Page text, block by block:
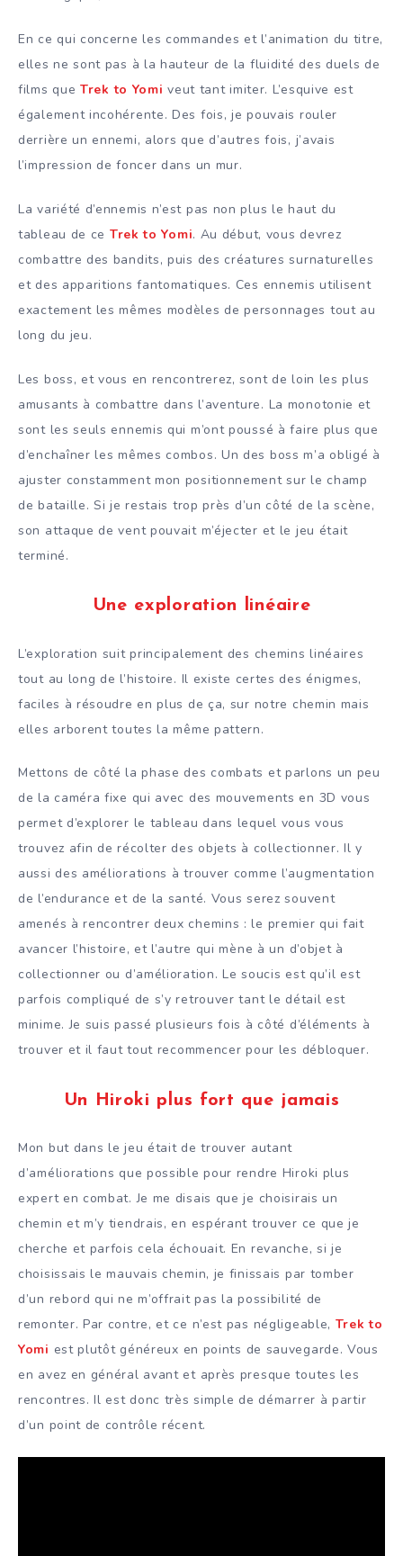
En ce qui concerne les commandes et l’animation du titre,
elles ne sont pas à la hauteur de la fluidité des duels de
films que Trek to Yomiveut tant imiter. L’esquive est
également incohérente. Des fois, je pouvais rouler
derrière un ennemi, alors que d’autres fois, j’avais
l’impression de foncer dans un mur.
La variété d’ennemis n’est pas non plus le haut du
tableau de ce Trek to Yomi. Au début, vous devrez
combattre des bandits, puis des créatures surnaturelles
et des apparitions fantomatiques. Ces ennemis utilisent
exactement les mêmes modèles de personnages tout au
long du jeu.
Les boss, et vous en rencontrerez, sont de loin les plus
amusants à combattre dans l’aventure. La monotonie et
sont les seuls ennemis qui m’ont poussé à faire plus que
d’enchaîner les mêmes combos. Un des boss m’a obligé à
ajuster constamment mon positionnement sur le champ
de bataille. Si je restais trop près d’un côté de la scène,
son attaque de vent pouvait m’éjecter et le jeu était
terminé.
Une exploration linéaire
L’exploration suit principalement des chemins linéaires
tout au long de l’histoire. Il existe certes des énigmes,
faciles à résoudre en plus de ça, sur notre chemin mais
elles arborent toutes la même pattern.
Mettons de côté la phase des combats et parlons un peu
de la caméra fixe qui avec des mouvements en 3D vous
permet d’explorer le tableau dans lequel vous vous
trouvez afin de récolter des objets à collectionner. Il y
aussi des améliorations à trouver comme l’augmentation
de l’endurance et de la santé. Vous serez souvent
amenés à rencontrer deux chemins : le premier qui fait
avancer l’histoire, et l’autre qui mène à un d’objet à
collectionner ou d’amélioration. Le soucis est qu’il est
parfois compliqué de s’y retrouver tant le détail est
minime. Je suis passé plusieurs fois à côté d’éléments à
trouver et il faut tout recommencer pour les débloquer.
Un Hiroki plus fort que jamais
Mon but dans le jeu était de trouver autant
d’améliorations que possible pour rendre Hiroki plus
expert en combat. Je me disais que je choisirais un
chemin et m’y tiendrais, en espérant trouver ce que je
cherche et parfois cela échouait. En revanche, si je
choisissais le mauvais chemin, je finissais par tomber
d’un rebord qui ne m’offrait pas la possibilité de
remonter. Par contre, et ce n’est pas négligeable, Trek to
Yomi est plutôt généreux en points de sauvegarde. Vous
en avez en général avant et après presque toutes les
rencontres. Il est donc très simple de démarrer à partir
d’un point de contrôle récent.